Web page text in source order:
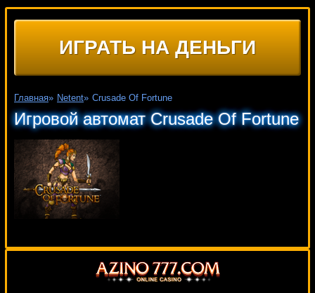
ИГРАТЬ НА ДЕНЬГИ
Главная» Netent» Crusade Of Fortune
Игровой автомат Crusade Of Fortune